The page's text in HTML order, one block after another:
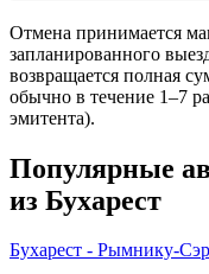
Отмена принимается
запланированного
возвращается полная
обычно в течение 1–7
эмитента).
Популярные
из Бухарест
Бухарест - Рымнику-